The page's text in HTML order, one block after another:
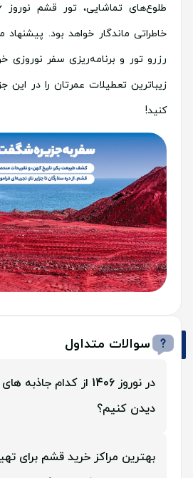
خاطراتی ماندگار خواهد بود.
رزرو تور و برنامه‌ریزی سفر نوروزی
زیباترین تعطیلات عمرتان را در این
کنید!
سوالات متداول
در نوروز 1406 از کدام
دیدن کنیم؟
دره ستارگان با صخره های
بهترین مراکز خرید قشم برای